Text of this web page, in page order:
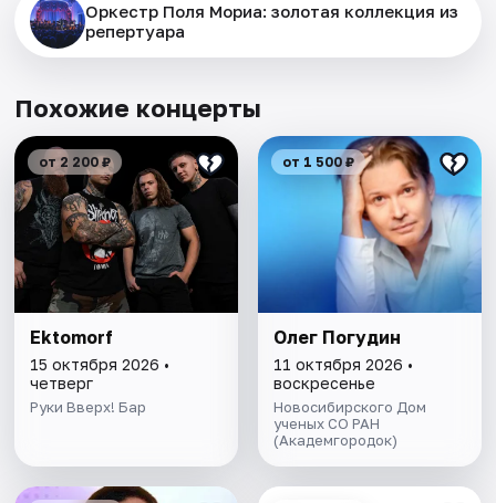
Оркестр Поля Мориа: золотая коллекция из
репертуара
Похожие концерты
от 2 200 ₽
Ektomorf
15 октября 2026 •
четверг
Руки Вверх! Бар
от 1 500 ₽
Олег Погудин
11 октября 2026 •
воскресенье
Новосибирского Дом
ученых СО РАН
(Академгородок)